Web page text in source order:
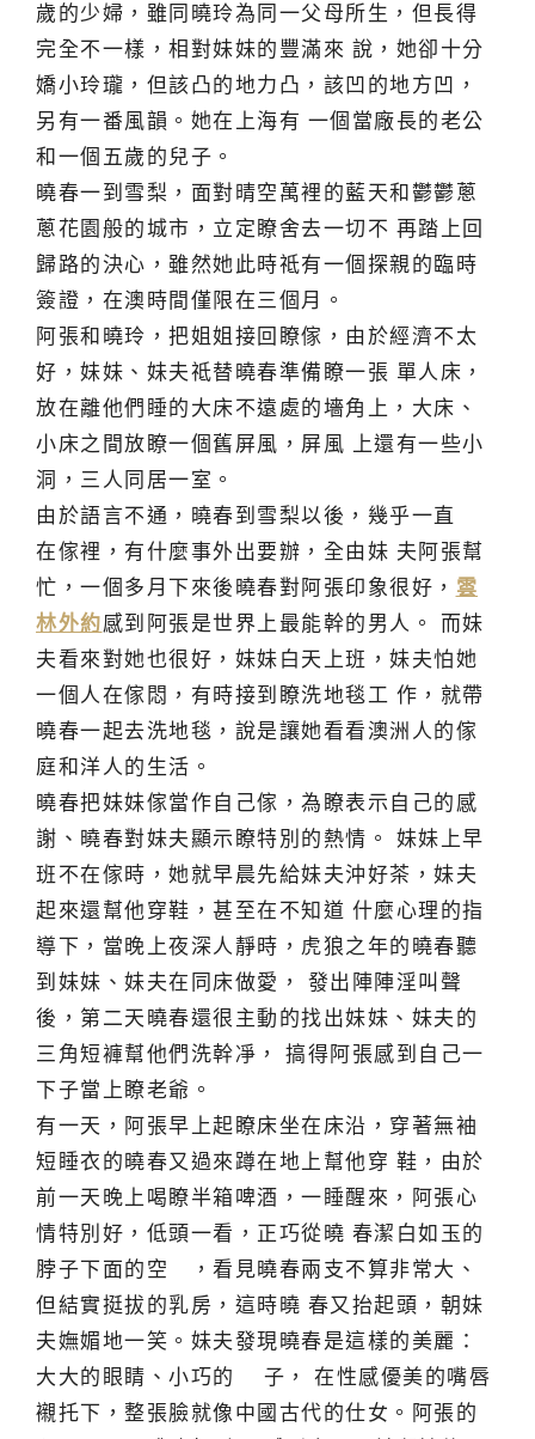
歲的少婦，雖同曉玲為同一父母所生，但長得
完全不一樣，相對妹妹的豐滿來 說，她卻十分
嬌小玲瓏，但該凸的地力凸，該凹的地方凹，
另有一番風韻。她在上海有 一個當廠長的老公
和一個五歲的兒子。
曉春一到雪梨，面對晴空萬裡的藍天和鬱鬱蔥
蔥花園般的城市，立定瞭舍去一切不 再踏上回
歸路的決心，雖然她此時祗有一個探親的臨時
簽證，在澳時間僅限在三個月。
阿張和曉玲，把姐姐接回瞭傢，由於經濟不太
好，妹妹、妹夫祗替曉春準備瞭一張 單人床，
放在離他們睡的大床不遠處的墻角上，大床、
小床之間放瞭一個舊屏風，屏風 上還有一些小
洞，三人同居一室。
由於語言不通，曉春到雪梨以後，幾乎一直
在傢裡，有什麼事外出要辦，全由妹 夫阿張幫
忙，一個多月下來後曉春對阿張印象很好， 雲
林外約感到阿張是世界上最能幹的男人。 而妹
夫看來對她也很好，妹妹白天上班，妹夫怕她
一個人在傢悶，有時接到瞭洗地毯工 作，就帶
曉春一起去洗地毯，說是讓她看看澳洲人的傢
庭和洋人的生活。
曉春把妹妹傢當作自己傢，為瞭表示自己的感
謝、曉春對妹夫顯示瞭特別的熱情。 妹妹上早
班不在傢時，她就早晨先給妹夫沖好茶，妹夫
起來還幫他穿鞋，甚至在不知道 什麼心理的指
導下，當晚上夜深人靜時，虎狼之年的曉春聽
到妹妹、妹夫在同床做愛， 發出陣陣淫叫聲
後，第二天曉春還很主動的找出妹妹、妹夫的
三角短褲幫他們洗幹凈， 搞得阿張感到自己一
下子當上瞭老爺。
有一天，阿張早上起瞭床坐在床沿，穿著無袖
短睡衣的曉春又過來蹲在地上幫他穿 鞋，由於
前一天晚上喝瞭半箱啤酒，一睡醒來，阿張心
情特別好，低頭一看，正巧從曉 春潔白如玉的
脖子下面的空 ，看見曉春兩支不算非常大、
但結實挺拔的乳房，這時曉 春又抬起頭，朝妹
夫嫵媚地一笑。妹夫發現曉春是這樣的美麗：
大大的眼睛、小巧的 子， 在性感優美的嘴唇
襯托下，整張臉就像中國古代的仕女。阿張的